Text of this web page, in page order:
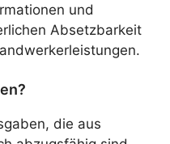
und
Absetzbarkeit
die aus